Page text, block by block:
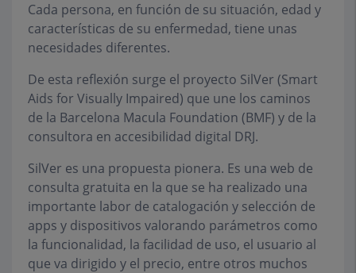
Cada persona, en función de su situación, edad y
características de su enfermedad, tiene unas
necesidades diferentes.
De esta reflexión surge el proyecto SilVer (Smart
Aids for Visually Impaired) que une los caminos
de la Barcelona Macula Foundation (BMF) y de la
consultora en accesibilidad digital DRJ.
SilVer es una propuesta pionera. Es una web de
consulta gratuita en la que se ha realizado una
importante labor de catalogación y selección de
apps y dispositivos valorando parámetros como
la funcionalidad, la facilidad de uso, el usuario al
que va dirigido y el precio, entre otros muchos